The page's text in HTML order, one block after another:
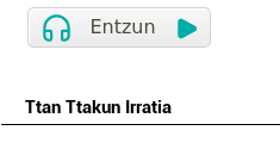
Ttan Ttakun Irratia